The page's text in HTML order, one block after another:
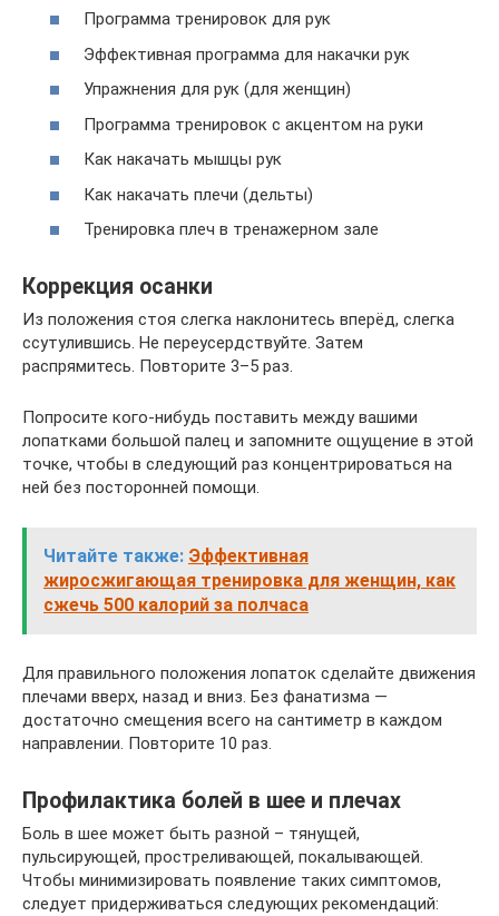
Программа тренировок для рук
Эффективная программа для накачки рук
Упражнения для рук (для женщин)
Программа тренировок с акцентом на руки
Как накачать мышцы рук
Как накачать плечи (дельты)
Тренировка плеч в тренажерном зале
Коррекция осанки
Из положения стоя слегка наклонитесь вперёд, слегка
ссутулившись. Не переусердствуйте. Затем
распрямитесь. Повторите 3–5 раз.
Попросите кого-нибудь поставить между вашими
лопатками большой палец и запомните ощущение в этой
точке, чтобы в следующий раз концентрироваться на
ней без посторонней помощи.
Читайте также: Эффективная
жиросжигающая тренировка для женщин, как
сжечь 500 калорий за полчаса
Для правильного положения лопаток сделайте движения
плечами вверх, назад и вниз. Без фанатизма —
достаточно смещения всего на сантиметр в каждом
направлении. Повторите 10 раз.
Профилактика болей в шее и плечах
Боль в шее может быть разной – тянущей,
пульсирующей, простреливающей, покалывающей.
Чтобы минимизировать появление таких симптомов,
следует придерживаться следующих рекомендаций: